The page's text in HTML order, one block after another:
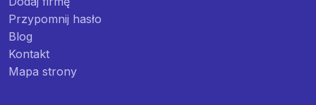
Przypomnij hasło
Blog
Kontakt
Mapa strony